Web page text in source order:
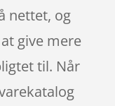
nettet, og
give mere
til. Når